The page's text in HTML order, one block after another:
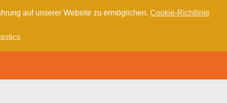
auf unserer Website zu ermöglichen. Cookie-Richtlinie